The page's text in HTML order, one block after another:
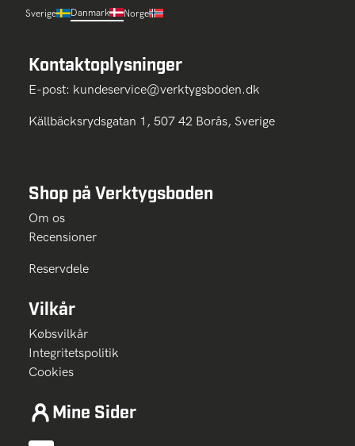
Sverige Danmark Norge
Kontaktoplysninger
E-post: kundeservice@verktygsboden.dk
Källbäcksrydsgatan 1, 507 42 Borås, Sverige
Shop på Verktygsboden
Om os
Recensioner
Reservdele
Vilkår
Købsvilkår
Integritetspolitik
Cookies
Mine Sider